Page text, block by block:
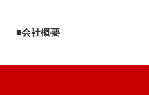
■会社概要